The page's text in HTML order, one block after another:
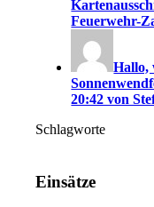
Feuerwehr-
Hallo,
20:42 von
Schlagworte
Einsätze